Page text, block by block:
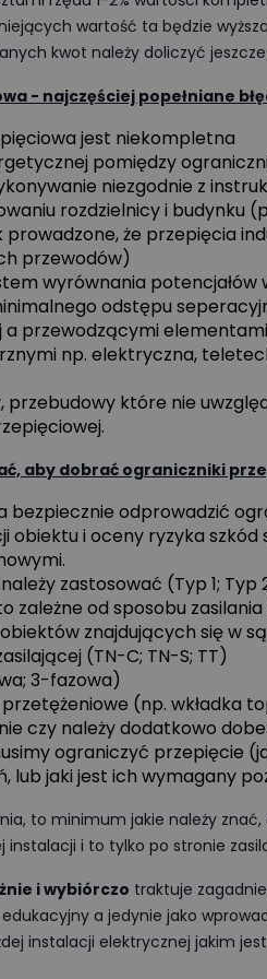
wartość ta będzie
kwot należy doliczyć
- najczęściej popełniane
jest niekompletna
pomiędzy
niezgodnie z
rozdzielnicy i budynku
że przepięcia
przewodów)
wyrównania potencjałów
odstępu
przewodzącymi
np. elektryczna,
przebudowy które nie
aby dobrać ograniczniki
odprowadzić
obiektu i oceny ryzyka
zastosować (Typ 1; Typ
zależne od sposobu
znajdujących się w
(TN-C; TN-S; TT)
3-fazowa)
(np. wkładka
czy należy dodatkowo
ograniczyć przepięcie
lub jaki jest ich wymagany
to minimum jakie należy
instalacji i to tylko po stronie
i wybiórczo traktuje
a jedynie jako
instalacji elektrycznej jakim